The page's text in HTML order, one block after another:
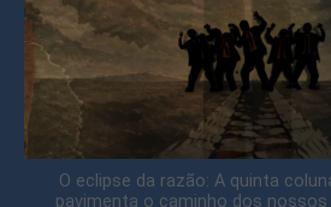
O eclipse da razão: A quinta
pavimenta o caminho dos